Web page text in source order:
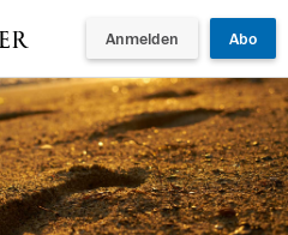
Anmelden Abo